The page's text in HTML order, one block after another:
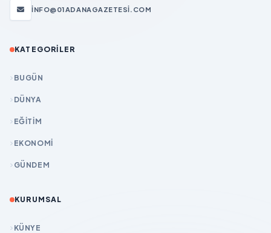
INFO@01ADANAGAZETESI.COM
KATEGORILER
BUGÜN
DÜNYA
EĞİTİM
EKONOMİ
GÜNDEM
KURUMSAL
KÜNYE